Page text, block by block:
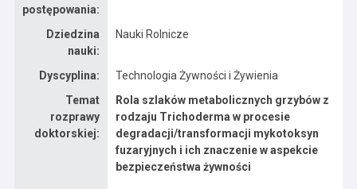
postępowania:
Dziedzina
nauki:
Nauki Rolnicze
Dyscyplina:
Technologia Żywności i Żywienia
Temat
rozprawy
doktorskiej:
Rola szlaków metabolicznych grzybów z
rodzaju Trichoderma w procesie
degradacji/transformacji mykotoksyn
fuzaryjnych i ich znaczenie w aspekcie
bezpieczeństwa żywności